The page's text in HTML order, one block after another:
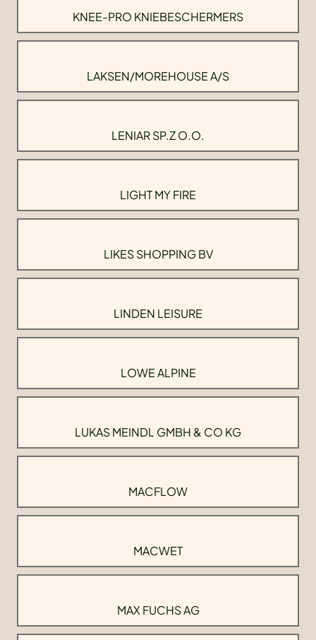
KNEE-PRO KNIEBESCHERMERS
LAKSEN/MOREHOUSE A/S
LENIAR SP.Z O.O.
LIGHT MY FIRE
LIKES SHOPPING BV
LINDEN LEISURE
LOWE ALPINE
LUKAS MEINDL GMBH & CO KG
MACFLOW
MACWET
MAX FUCHS AG